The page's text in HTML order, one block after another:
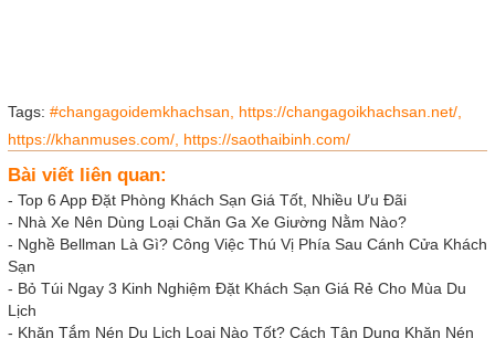
Tags: #changagoidemkhachsan, https://changagoikhachsan.net/,
https://khanmuses.com/, https://saothaibinh.com/
Bài viết liên quan:
- Top 6 App Đặt Phòng Khách Sạn Giá Tốt, Nhiều Ưu Đãi
- Nhà Xe Nên Dùng Loại Chăn Ga Xe Giường Nằm Nào?
- Nghề Bellman Là Gì? Công Việc Thú Vị Phía Sau Cánh Cửa Khách
Sạn
- Bỏ Túi Ngay 3 Kinh Nghiệm Đặt Khách Sạn Giá Rẻ Cho Mùa Du
Lịch
- Khăn Tắm Nén Du Lịch Loại Nào Tốt? Cách Tận Dụng Khăn Nén